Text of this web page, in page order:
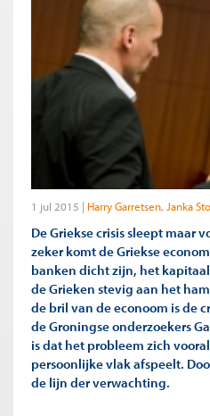
1 jul 2015 Harry Garretsen Janka
De Griekse crisis sleept maar
zeker komt de Griekse
banken dicht zijn, het
de Grieken stevig aan het
de bril van de econoom is de
de Groningse onderzoekers
is dat het probleem zich
persoonlijke vlak afspeelt.
de lijn der verwachting.